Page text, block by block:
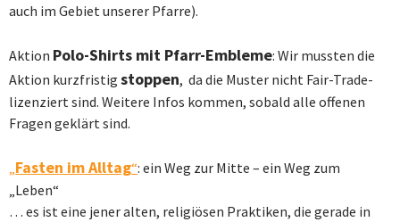
auch im Gebiet unserer Pfarre).
Aktion Polo-Shirts mit Pfarr-Embleme: Wir mussten die
Aktion kurzfristig stoppen, da die Muster nicht Fair-Trade-
lizenziert sind. Weitere Infos kommen, sobald alle offenen
Fragen geklärt sind.
„Fasten im Alltag“: ein Weg zur Mitte – ein Weg zum
„Leben“
… es ist eine jener alten, religiösen Praktiken, die gerade in